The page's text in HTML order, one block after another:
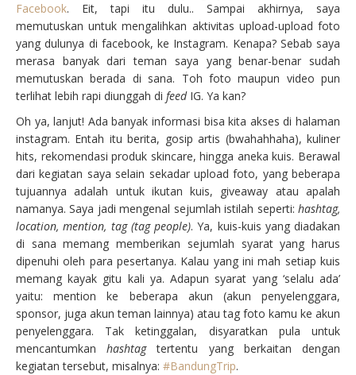
Facebook. Eit, tapi itu dulu.. Sampai akhirnya, saya
memutuskan untuk mengalihkan aktivitas upload-upload foto
yang dulunya di facebook, ke Instagram. Kenapa? Sebab saya
merasa banyak dari teman saya yang benar-benar sudah
memutuskan berada di sana. Toh foto maupun video pun
terlihat lebih rapi diunggah di feed IG. Ya kan?
Oh ya, lanjut! Ada banyak informasi bisa kita akses di halaman
instagram. Entah itu berita, gosip artis (bwahahhaha), kuliner
hits, rekomendasi produk skincare, hingga aneka kuis. Berawal
dari kegiatan saya selain sekadar upload foto, yang beberapa
tujuannya adalah untuk ikutan kuis, giveaway atau apalah
namanya. Saya jadi mengenal sejumlah istilah seperti: hashtag,
location, mention, tag (tag people). Ya, kuis-kuis yang diadakan
di sana memang memberikan sejumlah syarat yang harus
dipenuhi oleh para pesertanya. Kalau yang ini mah setiap kuis
memang kayak gitu kali ya. Adapun syarat yang ‘selalu ada’
yaitu: mention ke beberapa akun (akun penyelenggara,
sponsor, juga akun teman lainnya) atau tag foto kamu ke akun
penyelenggara. Tak ketinggalan, disyaratkan pula untuk
mencantumkanhashtagtertentu yang berkaitan dengan
kegiatan tersebut, misalnya: #BandungTrip.